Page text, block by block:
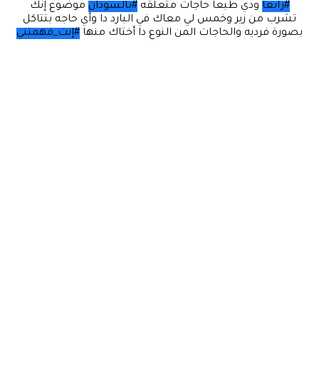
#رابعا ودي طبعا حاجات متعلقه#بالسودان موضوع إنك
تشرب من زير وخمس لي معاك في البارد دا وأي حاجه بتتاكل
بصورة فرديه والحاجات المن النوع دا أختاك منها #إنت_فهمتني